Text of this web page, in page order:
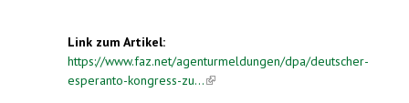
Link zum Artikel:
https://www.faz.net/agenturmeldungen/dpa/deutscher-
esperanto-kongress-zu...(link is external)